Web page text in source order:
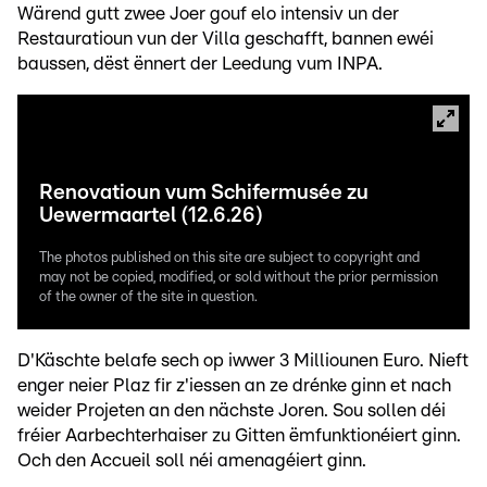
Wärend gutt zwee Joer gouf elo intensiv un der
Restauratioun vun der Villa geschafft, bannen ewéi
baussen, dëst ënnert der Leedung vum INPA.
Renovatioun vum Schifermusée zu
Uewermaartel (12.6.26)
The photos published on this site are subject to copyright and
may not be copied, modified, or sold without the prior permission
of the owner of the site in question.
D'Käschte belafe sech op iwwer 3 Milliounen Euro. Nieft
enger neier Plaz fir z'iessen an ze drénke ginn et nach
weider Projeten an den nächste Joren. Sou sollen déi
fréier Aarbechterhaiser zu Gitten ëmfunktionéiert ginn.
Och den Accueil soll néi amenagéiert ginn.